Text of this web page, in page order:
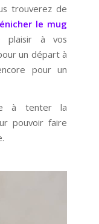
trouverez de
le mug
plaisir à vos
un départ à
pour un
à tenter la
pouvoir faire